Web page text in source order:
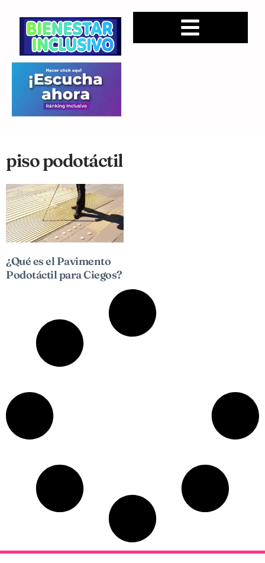
piso podotáctil
¿Qué es el Pavimento
Podotáctil para Ciegos?